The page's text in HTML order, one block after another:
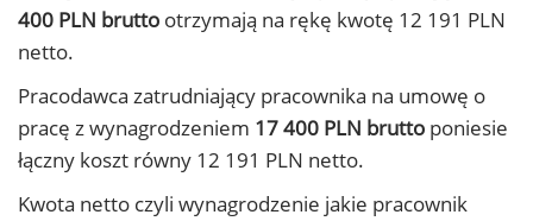
400 PLN brutto otrzymają na rękę kwotę 12 191 PLN
netto.
Pracodawca zatrudniający pracownika na umowę o
pracę z wynagrodzeniem 17 400 PLN brutto poniesie
łączny koszt równy 12 191 PLN netto.
Kwota netto czyli wynagrodzenie jakie pracownik